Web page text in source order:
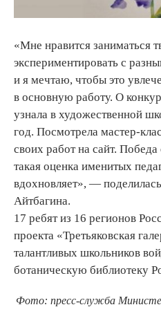
«Мне нравится заниматься
экспериментировать с
и я мечтаю, чтобы это
в основную работу. О
узнала в художественной
год. Посмотрела мастер-
своих работ на сайт.
такая оценка именитых
вдохновляет», —
Айтбагина.
17 ребят из 16 регионов
проекта «Третьяковская
талантливых школьников
ботаническую библиотеку
Фото: пресс-служба